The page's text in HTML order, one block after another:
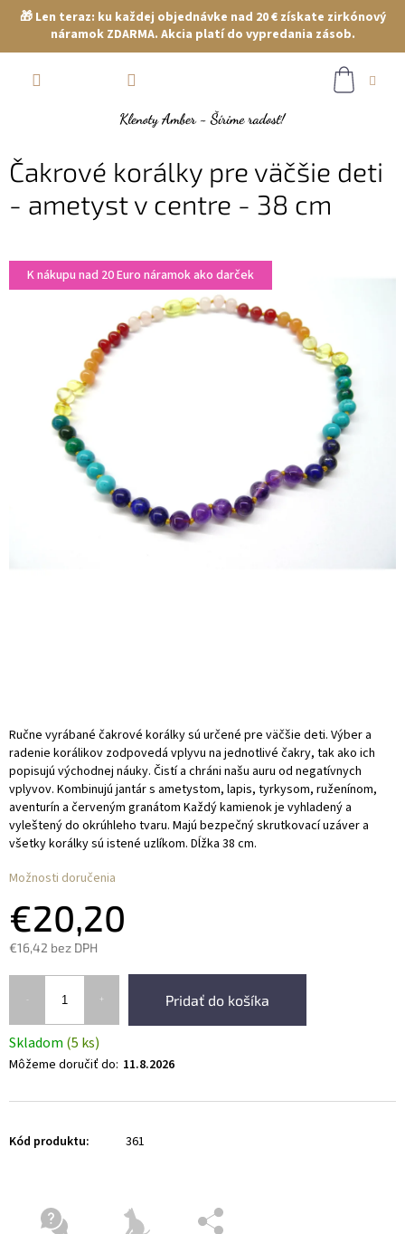
🎁 Len teraz: ku každej objednávke nad 20 € získate zirkónový
náramok ZDARMA. Akcia platí do vypredania zásob.
Čakrové korálky pre väčšie deti
- ametyst v centre - 38 cm
K nákupu nad 20 Euro náramok ako darček
€20,20
€16,42 bez DPH
Pridať do košíka
Skladom (5 ks)
Môžeme doručiť do: 11.8.2026
Možnosti doručenia
Ručne vyrábané čakrové korálky sú určené pre väčšie deti. Výber a
radenie korálikov zodpovedá vplyvu na jednotlivé čakry, tak ako ich
popisujú východnej náuky. Čistí a chráni našu auru od negatívnych
vplyvov. Kombinujú jantár s ametystom, lapis, tyrkysom, ruženínom,
aventurín a červeným granátom Každý kamienok je vyhladený a
vyleštený do okrúhleho tvaru. Majú bezpečný skrutkovací uzáver a
všetky korálky sú istené uzlíkom. Dĺžka 38 cm.
Kód produktu: 361